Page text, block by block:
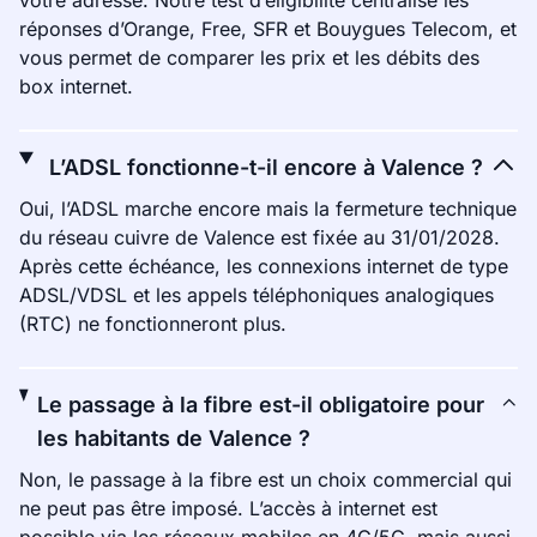
réponses d’Orange, Free, SFR et Bouygues Telecom, et
vous permet de comparer les prix et les débits des
box internet.
L’ADSL fonctionne-t-il encore à Valence ?
Oui, l’ADSL marche encore mais la fermeture technique
du réseau cuivre de Valence est fixée au 31/01/2028.
Après cette échéance, les connexions internet de type
ADSL/VDSL et les appels téléphoniques analogiques
(RTC) ne fonctionneront plus.
Le passage à la fibre est-il obligatoire pour
les habitants de Valence ?
Non, le passage à la fibre est un choix commercial qui
ne peut pas être imposé. L’accès à internet est